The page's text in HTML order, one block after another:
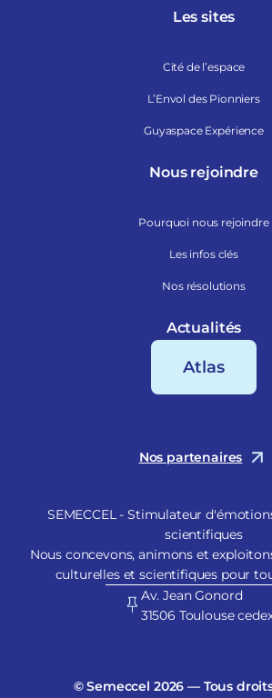
Les sites
Cité de l’espace
L’Envol des Pionniers
Guyaspace Expérience
Nous rejoindre
Pourquoi nous rejoindre
Les infos clés
Nos résolutions
Actualités
Atlas
Nos partenaires
SEMECCEL - Stimulateur
scientifiques
Nous concevons, animons et
culturelles et scientifiques pour
Av. Jean Gonord
31506 Toulouse
© Semeccel 2026 — Tous